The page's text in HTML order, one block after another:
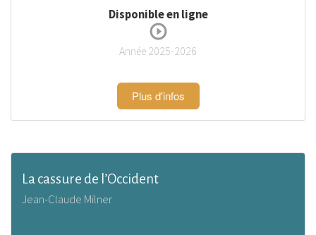
Disponible en ligne
Année 2025-2026
Plus d'infos
La cassure de l’Occident
Jean-Claude Milner